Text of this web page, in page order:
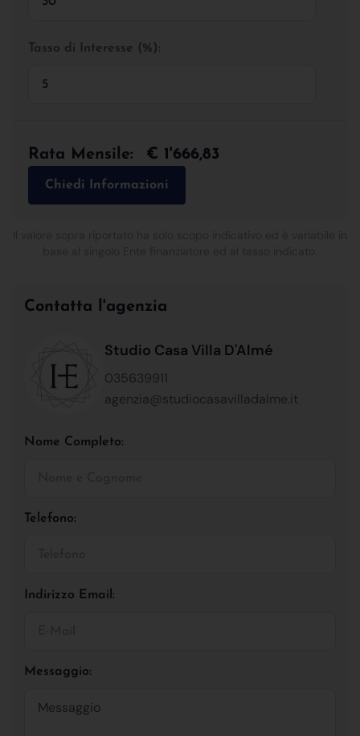
Tasso di Interesse (%):
Rata Mensile: € 1'666,83
Chiedi Informazioni
Contatta l'agenzia
Studio Casa Villa D'Almé
035639911
agenzia@studiocasavilladalme.it
Nome Completo:
Telefono:
Indirizzo Email:
Messaggio: